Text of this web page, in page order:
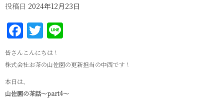
投稿日 2024年12月23日
Facebook
Twitter
皆さんこんにちは！
株式会社お茶の山佐園の更新担当の中西です！
本日は、
山佐園の茶話～part4～